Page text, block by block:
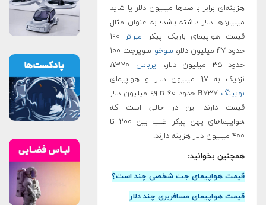
هزینه‌ای برابر با صد‌ها میلیون دلار یا شاید
میلیاردها دلار ‌داشته باشد؛ به عنوان مثال
قیمت هواپیمای باریک پیکر امبرائر‌ ۱۹۰
حدود ۴۷ میلیون دلار،
سوخو
سوپرجت ‌۱۰۰
حدود ۳۵ میلیون دلار،
ایرباس A۳۲۰
نزدیک به ۹۷ میلیون دلار و هواپیمای‌
بویینگ
B۷۳۷‌ حدود ۶۰ تا ‌۹۹ میلیون دلار
قیمت دارند این در حالی است که
هواپیماهای پهن پیکر اغلب ‌بین ۲۰۰ ‌تا
۴۰۰ میلیون دلار هزینه ‌دارند.
همچنین بخوانید:
قیمت هواپیمای جت شخصی چند است؟
قیمت هواپیمای مسافربری چند دلار